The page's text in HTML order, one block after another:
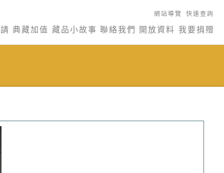
網站導覽 快速查詢
典藏加值 藏品小故事 聯絡我們 開放資料 我要捐贈